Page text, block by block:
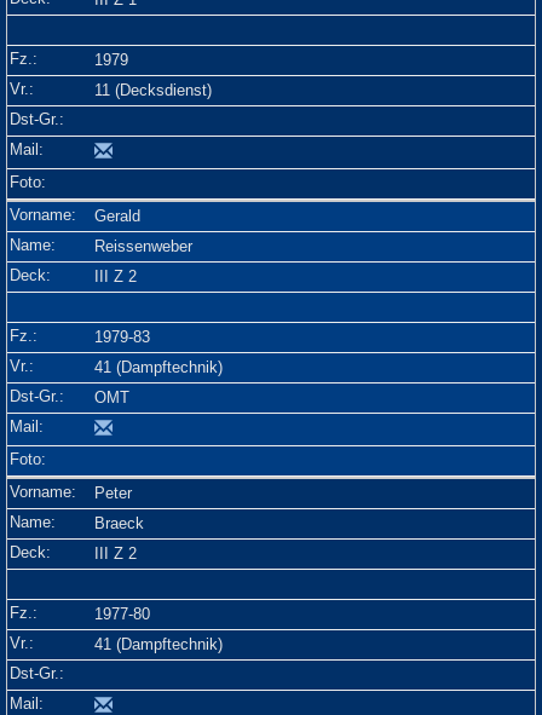
1979
11 (Decksdienst)
Gerald
Reissenweber
III Z 2
1979-83
41 (Dampftechnik)
OMT
Peter
Braeck
III Z 2
1977-80
41 (Dampftechnik)